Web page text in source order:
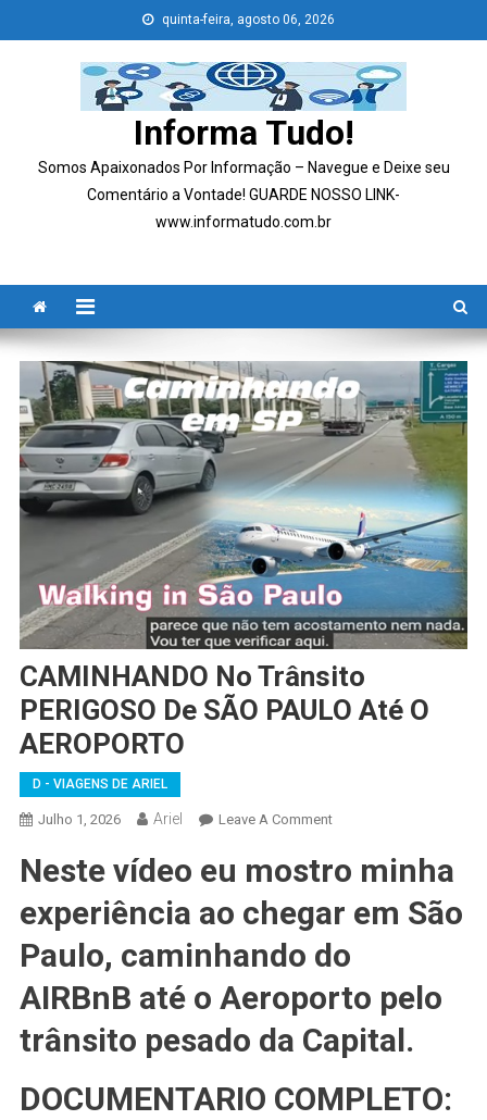
to
quinta-feira, agosto 06, 2026
Informa Tudo!
Somos Apaixonados Por Informação – Navegue e Deixe seu
Comentário a Vontade! GUARDE NOSSO LINK-
www.informatudo.com.br
CAMINHANDO No Trânsito
PERIGOSO De SÃO PAULO Até O
AEROPORTO
D - VIAGENS DE ARIEL
Julho 1, 2026 Ariel Leave A CommentOn
No
PERIGOSO
De
SÃO
PAULO
O
Neste vídeo eu mostro minha
experiência ao chegar em São
Paulo, caminhando do
AIRBnB até o Aeroporto pelo
trânsito pesado da Capital.
DOCUMENTARIO COMPLETO: